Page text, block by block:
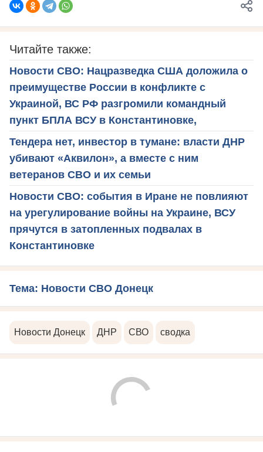
Читайте также:
Новости СВО: Нацразведка США доложила о
преимуществе России в конфликте с
Украиной, ВС РФ разгромили командный
пункт БПЛА ВСУ в Константиновке,
Тендера нет, инвестор в тумане: власти ДНР
убивают «Аквилон», а вместе с ним
ветеранов СВО и их семьи
Новости СВО: события в Иране не повлияют
на урегулирование войны на Украине, ВСУ
прячутся в затопленных подвалах в
Константиновке
Тема: Новости СВО Донецк
Новости Донецк ДНР СВО сводка